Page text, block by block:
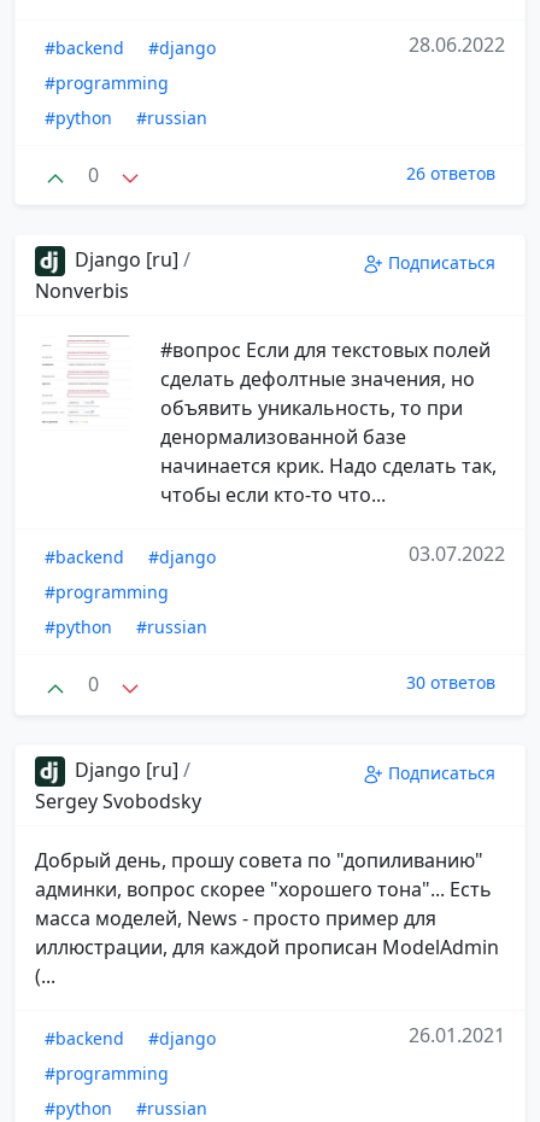
#backend
#django
#programming
#python
#russian
28.06.2022
0 26 ответов
Django [ru] /
Nonverbis
Подписаться
#вопрос Если для текстовых полей
сделать дефолтные значения, но
объявить уникальность, то при
денормализованной базе
начинается крик. Надо сделать так,
чтобы если кто-то что...
#backend
#django
#programming
#python
#russian
03.07.2022
0 30 ответов
Django [ru] /
Sergey Svobodsky
Подписаться
Добрый день, прошу совета по "допиливанию"
админки, вопрос скорее "хорошего тона"... Есть
масса моделей, News - просто пример для
иллюстрации, для каждой прописан ModelAdmin
(...
#backend
#django
#programming
#python
#russian
26.01.2021